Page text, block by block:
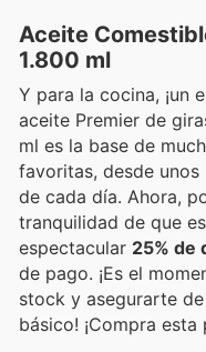
Aceite
1.800 ml
Y para la cocina, ¡un
aceite Premier de
ml es la base de
favoritas, desde
de cada día. Ahora,
tranquilidad de que
espectacular 25% de
de pago. ¡Es el
stock y asegurarte
básico! ¡Compra